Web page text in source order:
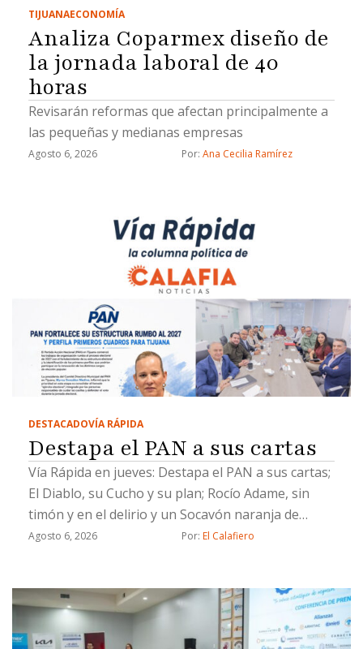
TIJUANAECONOMÍA
Analiza Coparmex diseño de
la jornada laboral de 40
horas
Revisarán reformas que afectan principalmente a
las pequeñas y medianas empresas
Agosto 6, 2026 Por: Ana Cecilia Ramírez
DESTACADOVÍA RÁPIDA
Destapa el PAN a sus cartas
Vía Rápida en jueves: Destapa el PAN a sus cartas;
El Diablo, su Cucho y su plan; Rocío Adame, sin
timón y en el delirio y un Socavón naranja de
Chicali
Agosto 6, 2026 Por: El Calafiero